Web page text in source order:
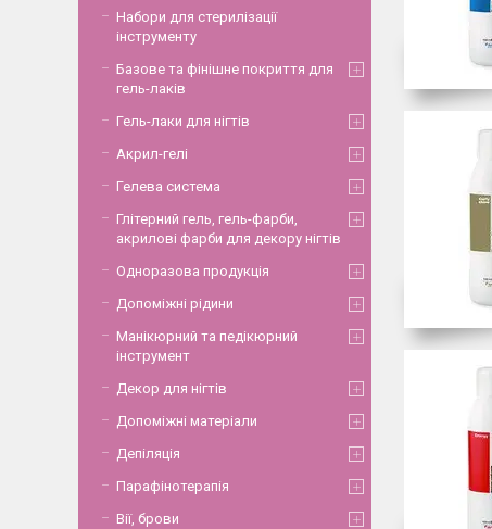
Набори для стерилізації
інструменту
Базове та фінішне покриття для
гель-лаків
Гель-лаки для нігтів
Акрил-гелі
Гелева система
Глітерний гель, гель-фарби,
акрилові фарби для декору нігтів
Одноразова продукція
Допоміжні рідини
Манікюрний та педікюрний
інструмент
Декор для нігтів
Допоміжні матеріали
Депіляція
Парафінотерапія
Вії, брови